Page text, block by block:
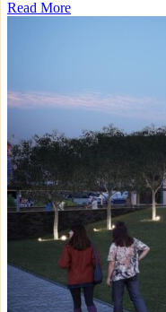
Read More